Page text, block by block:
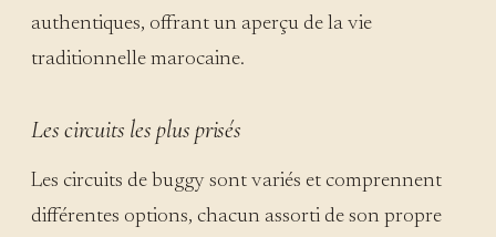
authentiques, offrant un aperçu de la vie
traditionnelle marocaine.
Les circuits les plus prisés
Les circuits de buggy sont variés et comprennent
différentes options, chacun assorti de son propre